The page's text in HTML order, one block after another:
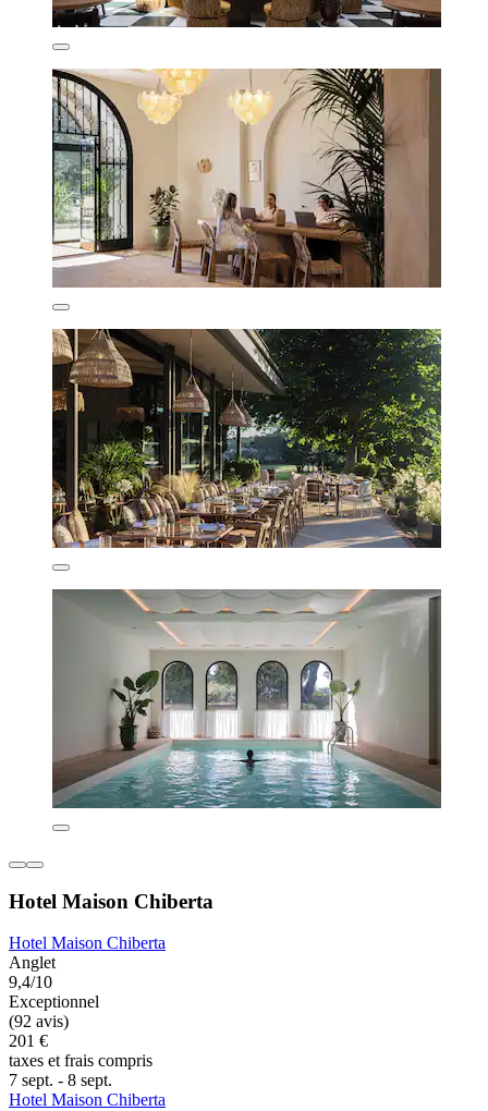
Hotel Maison Chiberta
Hotel Maison Chiberta
Anglet
9,4/10
Exceptionnel
(92 avis)
201 €
taxes et frais compris
7 sept. - 8 sept.
Hotel Maison Chiberta